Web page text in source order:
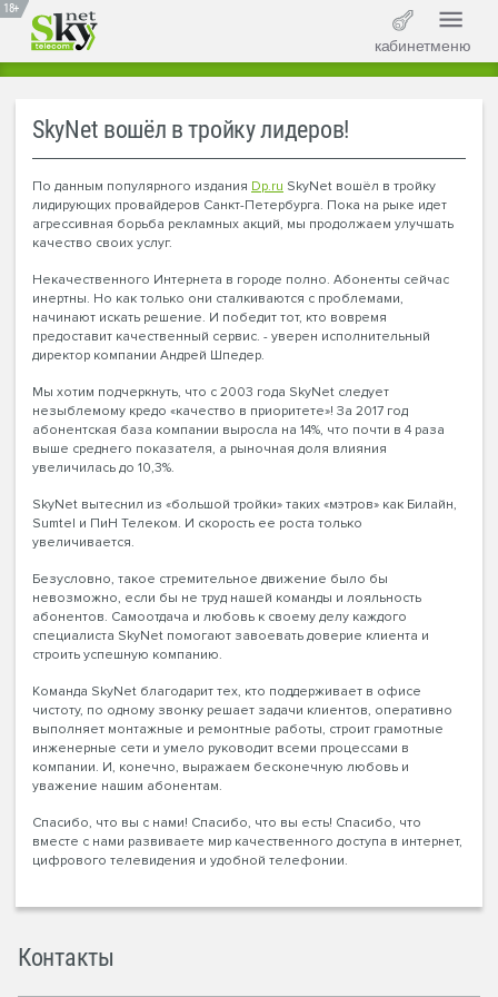
18+
кабинетменю
SkyNet вошёл в тройку лидеров!
По данным популярного издания Dp.ru SkyNet вошёл в тройку
лидирующих провайдеров Санкт-Петербурга. Пока на рыке идет
агрессивная борьба рекламных акций, мы продолжаем улучшать
качество своих услуг.
Некачественного Интернета в городе полно. Абоненты сейчас
инертны. Но как только они сталкиваются с проблемами,
начинают искать решение. И победит тот, кто вовремя
предоставит качественный сервис. - уверен исполнительный
директор компании Андрей Шпедер.
Мы хотим подчеркнуть, что с 2003 года SkyNet следует
незыблемому кредо «качество в приоритете»! За 2017 год
абонентская база компании выросла на 14%, что почти в 4 раза
выше среднего показателя, а рыночная доля влияния
увеличилась до 10,3%.
SkyNet вытеснил из «большой тройки» таких «мэтров» как Билайн,
Sumtel и ПиН Телеком. И скорость ее роста только
увеличивается.
Безусловно, такое стремительное движение было бы
невозможно, если бы не труд нашей команды и лояльность
абонентов. Самоотдача и любовь к своему делу каждого
специалиста SkyNet помогают завоевать доверие клиента и
строить успешную компанию.
Команда SkyNet благодарит тех, кто поддерживает в офисе
чистоту, по одному звонку решает задачи клиентов, оперативно
выполняет монтажные и ремонтные работы, строит грамотные
инженерные сети и умело руководит всеми процессами в
компании. И, конечно, выражаем бесконечную любовь и
уважение нашим абонентам.
Спасибо, что вы с нами! Спасибо, что вы есть! Спасибо, что
вместе с нами развиваете мир качественного доступа в интернет,
цифрового телевидения и удобной телефонии.
Контакты